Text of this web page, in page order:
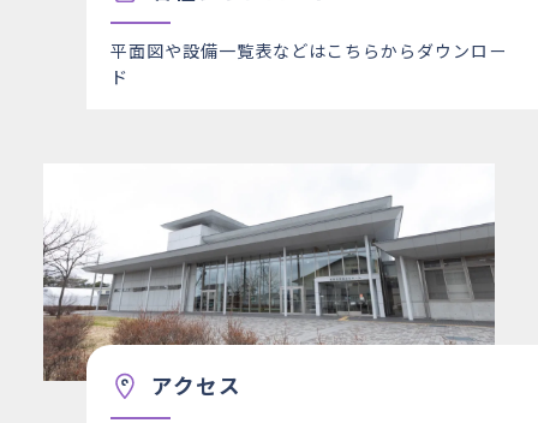
平面図や設備一覧表などはこちらからダウンロー
ド
アクセス